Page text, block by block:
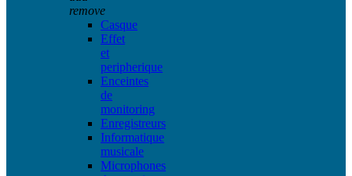
remove
Casque
Effet
et
peripherique
Enceintes
de
monitoring
Enregistreurs
Informatique
musicale
Microphones